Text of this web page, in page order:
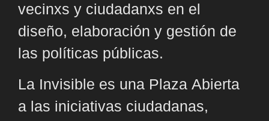
vecinxs y ciudadanxs en el
diseño, elaboración y gestión de
las políticas públicas.
La Invisible es una Plaza Abierta
a las iniciativas ciudadanas,